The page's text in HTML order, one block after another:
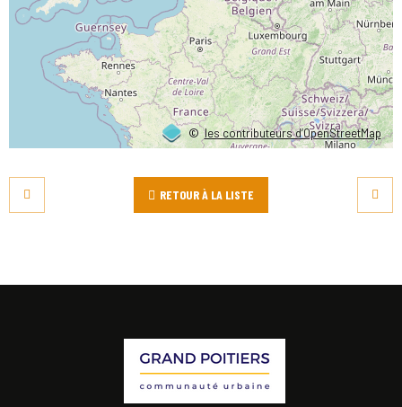
©les contributeurs d’OpenStreetMap
RETOUR À LA LISTE